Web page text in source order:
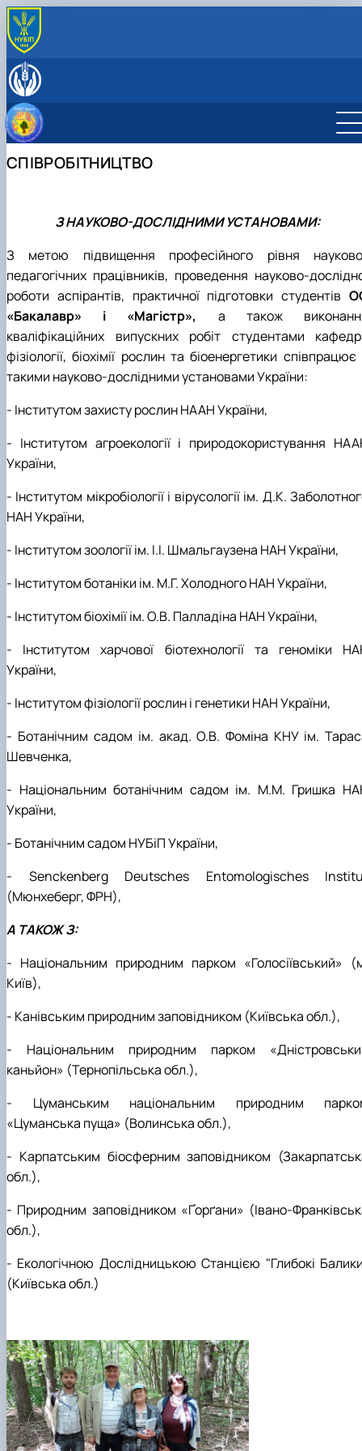
ПРО КАФЕДРУ
Навчальні лабораторії
Освітньо-професійна програма
та біоінженерія»
Освітньо-професійна програма «Екологічна
біотехнологія та біоенергетика»
Доктор філософії (PhD)
Освітньо-наукова програма 091
Навчально-методичне забезпечення
рекомендації
НАУКА ТА ІННОВАЦІЇ
Співробітництво
рослин»
МІЖНАРОДНА ДІЯЛЬНІСТЬ
Профорієнтаційна робота
СПІВРОБІТНИЦТВО
З НАУКОВО-ДОСЛІДНИМИ УСТАНОВАМИ:
З метою підвищення професійного рівня
педагогічних працівників, проведення науково-
роботи аспірантів, практичної підготовки студентів
«Бакалавр» і «Магістр»,
а також
кваліфікаційних випускних робіт студентами
фізіології, біохімії рослин та біоенергетики співпрацює
такими науково-дослідними установами України:
- Інститутом захисту рослин НААН України,
- Інститутом агроекології і природокористування
України,
- Інститутом мікробіології і вірусології ім. Д.К.
НАН України,
- Інститутом зоології ім. І.І. Шмальгаузена НАН України,
- Інститутом ботаніки ім. М.Г. Холодного НАН України,
- Інститутом біохімії ім. О.В. Палладіна НАН України,
- Інститутом харчової біотехнології та геноміки
України,
- Інститутом фізіології рослин і генетики НАН України,
- Ботанічним садом ім. акад. О.В. Фоміна КНУ ім.
Шевченка,
- Національним ботанічним садом ім. М.М. Гришка
України,
- Ботанічним садом НУБіП України,
- Senckenberg Deutsches Entomologisches
(Мюнхеберг, ФРН),
А ТАКОЖ З:
- Національним природним парком «Голосіївський»
Київ),
- Канівським природним заповідником (Київська обл.),
- Національним природним парком
каньйон» (Тернопільська обл.),
- Цуманським національним природним
«Цуманська пуща» (Волинська обл.),
- Карпатським біосферним заповідником
обл.),
- Природним заповідником «Ґорґани» (Івано-
обл.),
- Екологічною Дослідницькою Станцією "Глибокі
(Київська обл.)